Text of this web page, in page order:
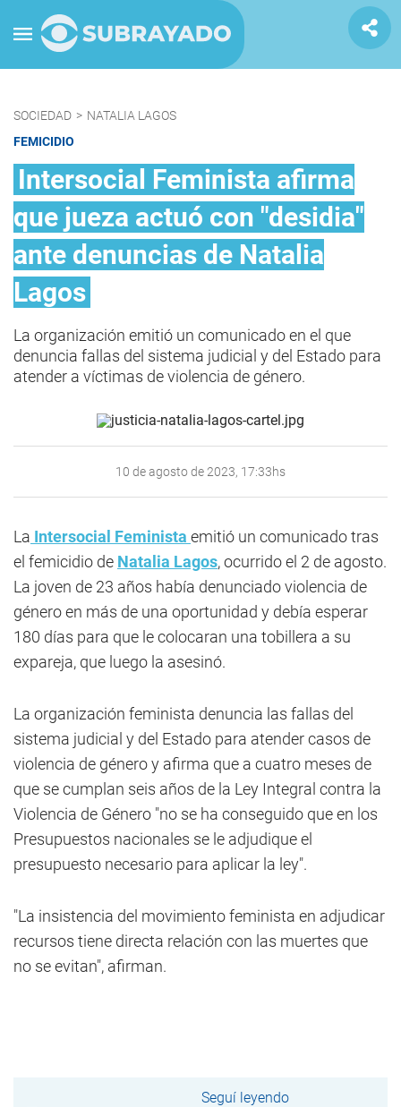
SOCIEDAD > NATALIA LAGOS
FEMICIDIO
Intersocial Feminista afirma
que jueza actuó con "desidia"
ante denuncias de Natalia
Lagos
La organización emitió un comunicado en el que
denuncia fallas del sistema judicial y del Estado para
atender a víctimas de violencia de género.
10 de agosto de 2023, 17:33hs
La Intersocial Feminista emitió un comunicado tras
el femicidio de Natalia Lagos, ocurrido el 2 de agosto.
La joven de 23 años había denunciado violencia de
género en más de una oportunidad y debía esperar
180 días para que le colocaran una tobillera a su
expareja, que luego la asesinó.
La organización feminista denuncia las fallas del
sistema judicial y del Estado para atender casos de
violencia de género y afirma que a cuatro meses de
que se cumplan seis años de la Ley Integral contra la
Violencia de Género "no se ha conseguido que en los
Presupuestos nacionales se le adjudique el
presupuesto necesario para aplicar la ley".
"La insistencia del movimiento feminista en adjudicar
recursos tiene directa relación con las muertes que
no se evitan", afirman.
Seguí leyendo